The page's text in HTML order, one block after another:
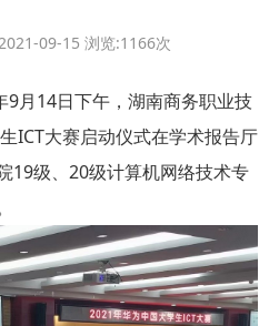
09-15 浏览:1166次
月14日下午，湖南商务职业技
ICT大赛启动仪式在学术报告厅
19级、20级计算机网络技术专